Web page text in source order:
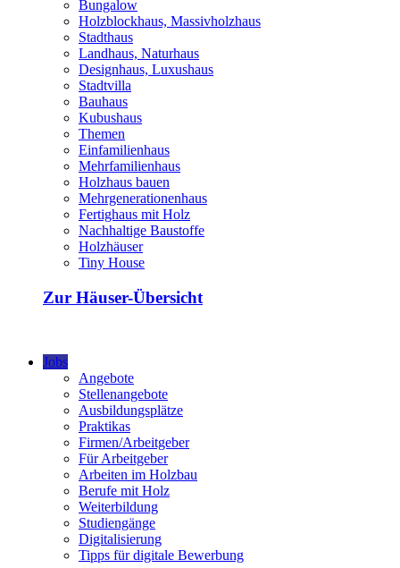
Bungalow
Holzblockhaus, Massivholzhaus
Stadthaus
Landhaus, Naturhaus
Designhaus, Luxushaus
Stadtvilla
Bauhaus
Kubushaus
Themen
Einfamilienhaus
Mehrfamilienhaus
Holzhaus bauen
Mehrgenerationenhaus
Fertighaus mit Holz
Nachhaltige Baustoffe
Holzhäuser
Tiny House
Zur Häuser-Übersicht
Jobs
Angebote
Stellenangebote
Ausbildungsplätze
Praktikas
Firmen/Arbeitgeber
Für Arbeitgeber
Arbeiten im Holzbau
Berufe mit Holz
Weiterbildung
Studiengänge
Digitalisierung
Tipps für digitale Bewerbung